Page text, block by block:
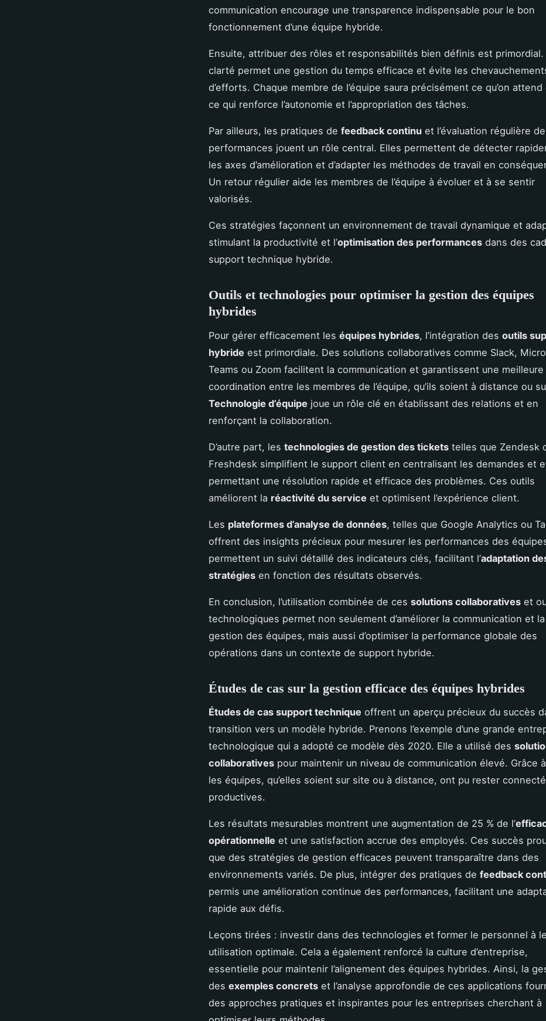
communication encourage une transparence indispensable pour le bon
fonctionnement d’une équipe hybride.
Ensuite, attribuer des rôles et responsabilités bien définis est
clarté permet une gestion du temps efficace et évite les
d’efforts. Chaque membre de l’équipe saura précisément ce qu’on attend
ce qui renforce l’autonomie et l’appropriation des tâches.
Par ailleurs, les pratiques de feedback continu et l’évaluation régulière
performances jouent un rôle central. Elles permettent de détecter
les axes d’amélioration et d’adapter les méthodes de travail en
Un retour régulier aide les membres de l’équipe à évoluer et à se sentir
valorisés.
Ces stratégies façonnent un environnement de travail dynamique et
stimulant la productivité et l’optimisation des performances dans des
support technique hybride.
Outils et technologies pour optimiser la gestion des équipes
hybrides
Pour gérer efficacement les équipes hybrides, l’intégration des outils
hybride est primordiale. Des solutions collaboratives comme Slack,
Teams ou Zoom facilitent la communication et garantissent une meilleure
coordination entre les membres de l’équipe, qu’ils soient à distance ou
Technologie d’équipe joue un rôle clé en établissant des relations et en
renforçant la collaboration.
D’autre part, les technologies de gestion des tickets telles que Zendesk
Freshdesk simplifient le support client en centralisant les demandes et
permettant une résolution rapide et efficace des problèmes. Ces outils
améliorent la réactivité du service et optimisent l’expérience client.
Les plateformes d’analyse de données, telles que Google Analytics ou
offrent des insights précieux pour mesurer les performances des
permettent un suivi détaillé des indicateurs clés, facilitant l’adaptation
stratégies en fonction des résultats observés.
En conclusion, l’utilisation combinée de ces solutions collaboratives et
technologiques permet non seulement d’améliorer la communication et la
gestion des équipes, mais aussi d’optimiser la performance globale des
opérations dans un contexte de support hybride.
Études de cas sur la gestion efficace des équipes hybrides
Études de cas support technique offrent un aperçu précieux du succès
transition vers un modèle hybride. Prenons l’exemple d’une grande
technologique qui a adopté ce modèle dès 2020. Elle a utilisé des
collaboratives pour maintenir un niveau de communication élevé. Grâce
les équipes, qu’elles soient sur site ou à distance, ont pu rester
productives.
Les résultats mesurables montrent une augmentation de 25 % de l’
opérationnelle et une satisfaction accrue des employés. Ces succès
que des stratégies de gestion efficaces peuvent transparaître dans des
environnements variés. De plus, intégrer des pratiques de feedback
permis une amélioration continue des performances, facilitant une
rapide aux défis.
Leçons tirées : investir dans des technologies et former le personnel à
utilisation optimale. Cela a également renforcé la culture d’entreprise,
essentielle pour maintenir l’alignement des équipes hybrides. Ainsi, la
des exemples concrets et l’analyse approfondie de ces applications
des approches pratiques et inspirantes pour les entreprises cherchant à